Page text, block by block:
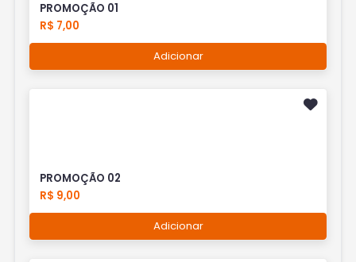
PROMOÇÃO 01
R$ 7,00
Adicionar
PROMOÇÃO 02
R$ 9,00
Adicionar